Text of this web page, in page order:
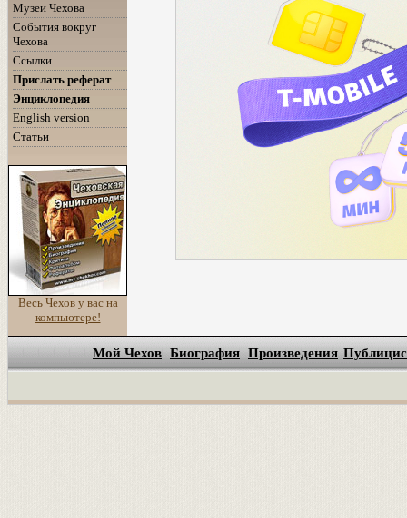
Музеи Чехова
События вокруг
Чехова
Ссылки
Прислать реферат
Энциклопедия
English version
Статьи
Весь Чехов у вас на
компьютере!
Мой Чехов Биография Произведения